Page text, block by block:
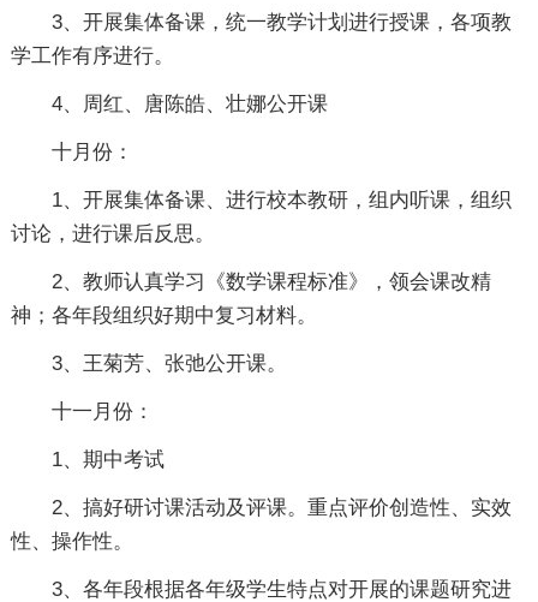
3、开展集体备课，统一教学计划进行授课，各项教
学工作有序进行。
4、周红、唐陈皓、壮娜公开课
十月份：
1、开展集体备课、进行校本教研，组内听课，组织
讨论，进行课后反思。
2、教师认真学习《数学课程标准》，领会课改精
神；各年段组织好期中复习材料。
3、王菊芳、张弛公开课。
十一月份：
1、期中考试
2、搞好研讨课活动及评课。重点评价创造性、实效
性、操作性。
3、各年段根据各年级学生特点对开展的课题研究进